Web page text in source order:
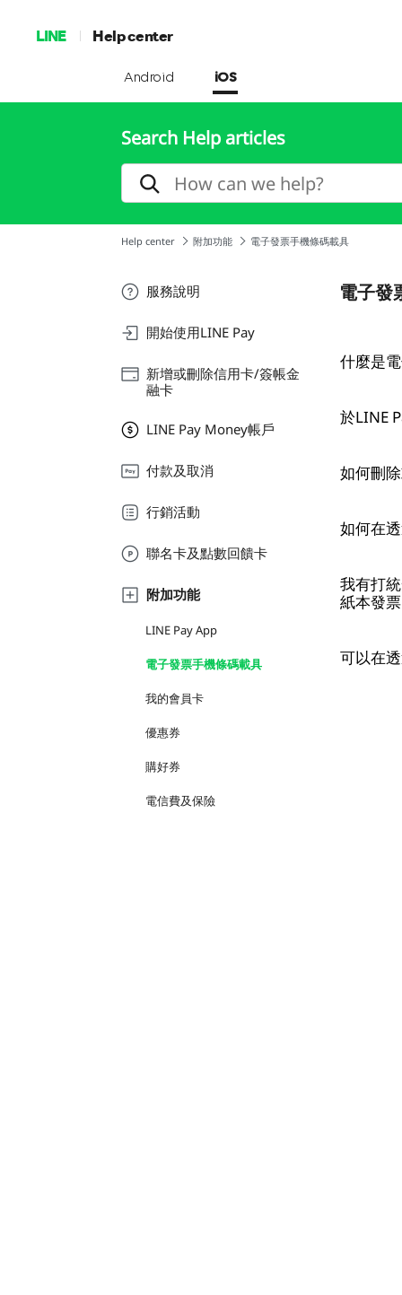
LINE Help center
Android iOS
Search Help articles
Help center 附加功能 電子發票手機條碼載具
服務說明
開始使用LINE Pay
新增或刪除信用卡/簽帳金
融卡
LINE Pay Money帳戶
付款及取消
行銷活動
聯名卡及點數回饋卡
附加功能
LINE Pay App
電子發票手機條碼載具
我的會員卡
優惠券
購好券
電信費及保險
電子發
什麼是
於LINE
如何刪
如何在
我有打
紙本發
可以在